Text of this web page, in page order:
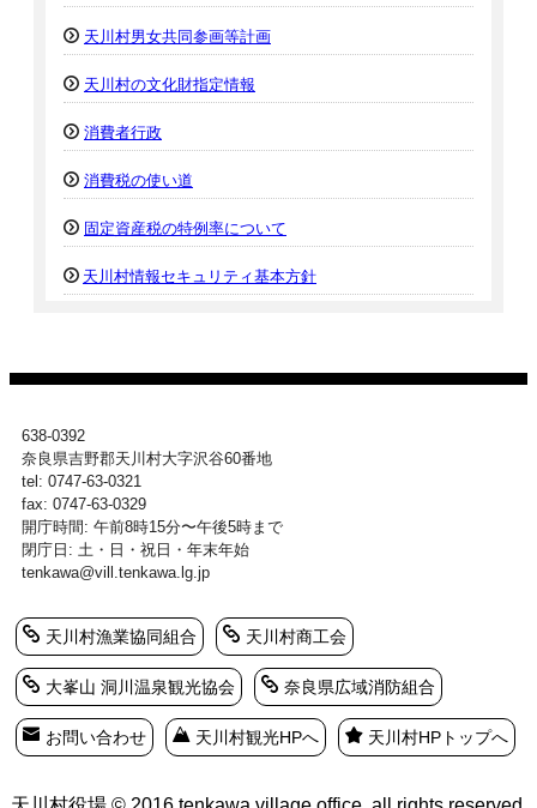
天川村男女共同参画等計画
天川村の文化財指定情報
消費者行政
消費税の使い道
固定資産税の特例率について
天川村情報セキュリティ基本方針
638-0392
奈良県吉野郡天川村大字沢谷60番地
tel: 0747-63-0321
fax: 0747-63-0329
開庁時間: 午前8時15分〜午後5時まで
閉庁日: 土・日・祝日・年末年始
tenkawa@vill.tenkawa.lg.jp
天川村漁業協同組合 天川村商工会
大峯山 洞川温泉観光協会 奈良県広域消防組合
お問い合わせ 天川村観光HPへ 天川村HPトップへ